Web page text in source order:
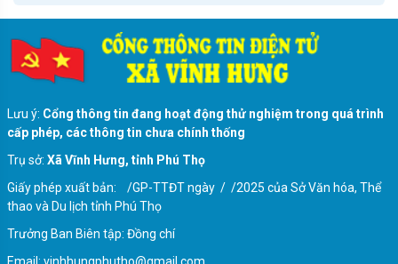
Lưu ý: Cổng thông tin đang hoạt động thử nghiệm trong quá trình
cấp phép, các thông tin chưa chính thống
Trụ sở: Xã Vĩnh Hưng, tỉnh Phú Thọ
Giấy phép xuất bản: /GP-TTĐT ngày / /2025 của Sở Văn hóa, Thể
thao và Du lịch tỉnh Phú Thọ
Trưởng Ban Biên tập: Đồng chí